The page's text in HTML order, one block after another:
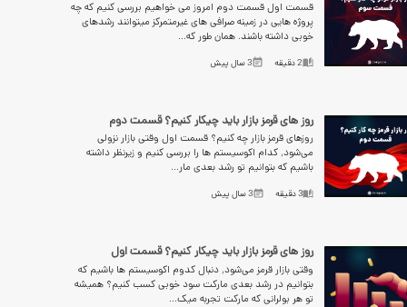
قسمت اول قسمت دوم امروز می خواهیم بررسی کنیم که چه
پروژه هایی در زمینه صرافی های غیرمتمرکز میتوانند رشد‌های
خوبی داشته باشند. همان طور که...
2دقیقه 3 سال پیش
روز های قرمز بازار باید چیکار کنیم؟ قسمت دوم
روزهای قرمز بازار چه کنیم؟ قسمت اول وقتی بازار نزولی
می‌شود٬ کدام اکوسیستم ها را بررسی کنیم و زیرنظر داشته
باشیم که بتوانیم تو رشد بعدی مار...
3دقیقه 3 سال پیش
روز های قرمز بازار باید چیکار کنیم؟ قسمت اول
وقتی بازار قرمز می‌شود٬ دنبال کدوم اکوسیستم ها باشیم که
بتوانیم در رشد بعدی مارکت سود خوبی کسب کنیم؟ همیشه
تو هر بولرانی که مارکت تجربه میک...